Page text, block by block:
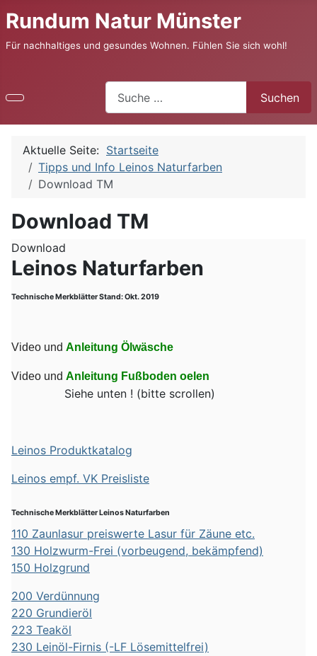
Rundum Natur Münster
Für nachhaltiges und gesundes Wohnen. Fühlen Sie sich wohl!
Suchen
Aktuelle Seite: Startseite
Tipps und Info Leinos Naturfarben
Download TM
Download TM
Download
Leinos Naturfarben
Technische Merkblätter Stand: Okt. 2019
Video und Anleitung Ölwäsche
Video und Anleitung Fußboden oelen
Siehe unten ! (bitte scrollen)
Leinos Produktkatalog
Leinos empf. VK Preisliste
Technische Merkblätter Leinos Naturfarben
110 Zaunlasur preiswerte Lasur für Zäune etc.
130 Holzwurm-Frei (vorbeugend, bekämpfend)
150 Holzgrund
200 Verdünnung
220 Grundieröl
223 Teaköl
230 Leinöl-Firnis (-LF Lösemittelfrei)